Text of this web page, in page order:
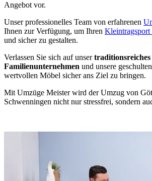
Angebot vor.
Unser professionelles Team von erfahrenen
Ihnen zur Verfügung, um Ihren
und sicher zu gestalten.
Verlassen Sie sich auf unsertraditionsreiches
Familienunternehmen und unsere
wertvollen Möbel sicher ans Ziel zu bringen.
Mit Umzüge Meister wird der Umzug von
Schwenningen⁠ nicht nur stressfrei, sondern